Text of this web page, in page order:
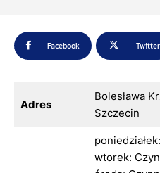
Facebook Twitter
Adres
Bolesława
Szczecin
wtorek: